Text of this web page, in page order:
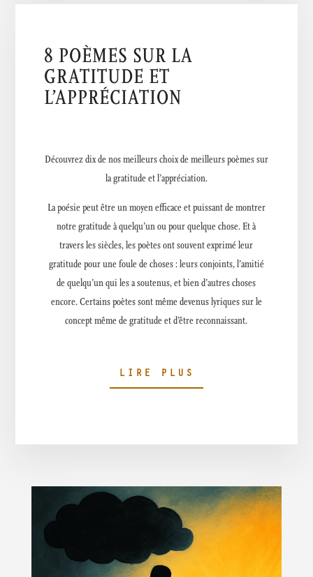
8 POÈMES SUR LA
GRATITUDE ET
L’APPRÉCIATION
Découvrez dix de nos meilleurs choix de meilleurs poèmes sur
la gratitude et l’appréciation.
La poésie peut être un moyen efficace et puissant de montrer
notre gratitude à quelqu’un ou pour quelque chose. Et à
travers les siècles, les poètes ont souvent exprimé leur
gratitude pour une foule de choses : leurs conjoints, l’amitié
de quelqu’un qui les a soutenus, et bien d’autres choses
encore. Certains poètes sont même devenus lyriques sur le
concept même de gratitude et d’être reconnaissant.
LIRE PLUS